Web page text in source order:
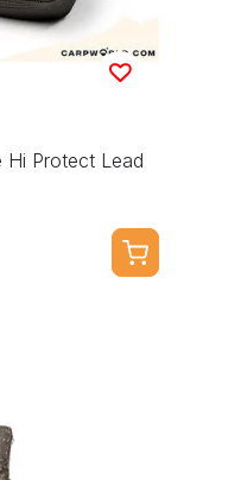
Hi Protect Lead